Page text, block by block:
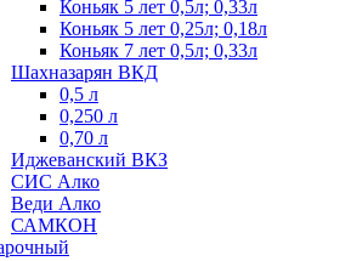
Коньяк 5 лет 0,5л; 0,33л
Коньяк 5 лет 0,25л; 0,18л
Коньяк 7 лет 0,5л; 0,33л
Шахназарян ВКД
0,5 л
0,250 л
0,70 л
Иджеванский ВКЗ
СИС Алко
Веди Алко
САМКОН